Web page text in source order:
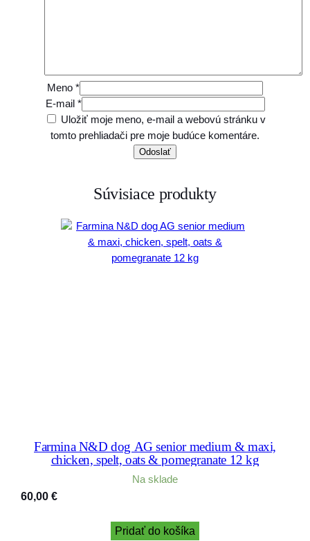
Meno *
E-mail *
Uložiť moje meno, e-mail a webovú stránku v
tomto prehliadači pre moje budúce komentáre.
Súvisiace produkty
Farmina N&D dog AG senior medium & maxi,
chicken, spelt, oats & pomegranate 12 kg
Na sklade
60,00 €
Pridať do košíka